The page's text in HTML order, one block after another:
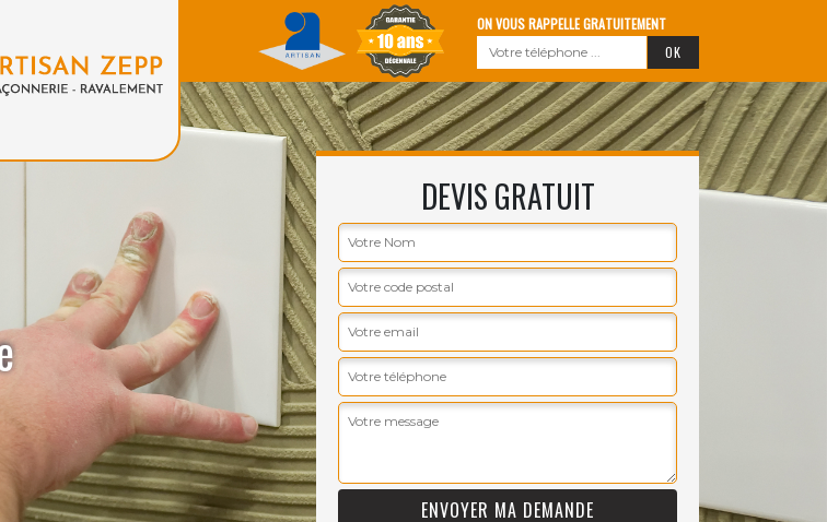
ON VOUS RAPPELLE GRATUITEMENT
DEVIS GRATUIT